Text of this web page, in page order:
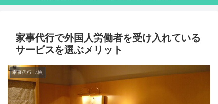
家事代行で外国人労働者を受け入れている
サービスを選ぶメリット
家事代行 比較